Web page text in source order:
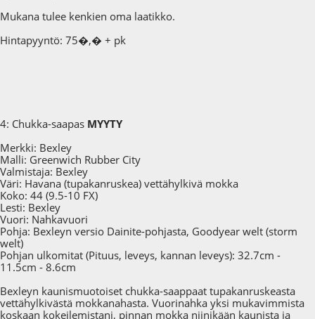
Mukana tulee kenkien oma laatikko.
Hintapyyntö: 75�,� + pk
4: Chukka-saapas MYYTY
Merkki: Bexley
Malli: Greenwich Rubber City
Valmistaja: Bexley
Väri: Havana (tupakanruskea) vettähylkivä mokka
Koko: 44 (9.5-10 FX)
Lesti: Bexley
Vuori: Nahkavuori
Pohja: Bexleyn versio Dainite-pohjasta, Goodyear welt (storm
welt)
Pohjan ulkomitat (Pituus, leveys, kannan leveys): 32.7cm -
11.5cm - 8.6cm
Bexleyn kaunismuotoiset chukka-saappaat tupakanruskeasta
vettähylkivästä mokkanahasta. Vuorinahka yksi mukavimmista
koskaan kokeilemistani, pinnan mokka niinikään kaunista ja